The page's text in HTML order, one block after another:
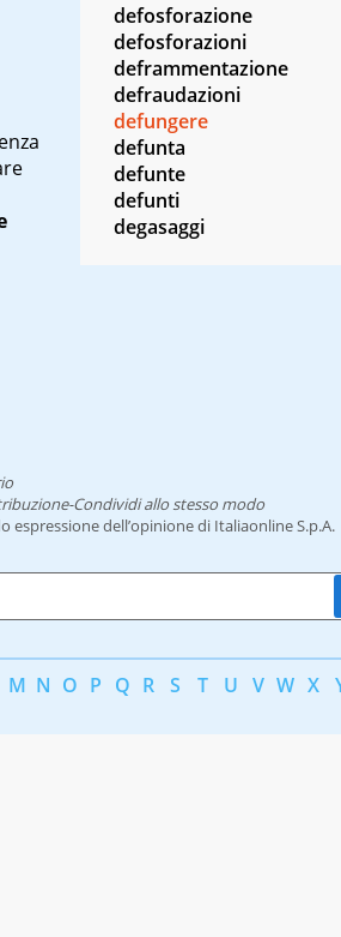
defosforazione
defosforazioni
deframmentazione
defraudazioni
defungere
defunta
defunte
defunti
degasaggi
Condividi allo stesso modo
dell’opinione di Italiaonline S.p.A.
M N O P Q R S T U V W X